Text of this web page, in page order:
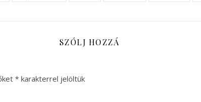
SZÓLJ HOZZÁ
* karakterrel jelöltük